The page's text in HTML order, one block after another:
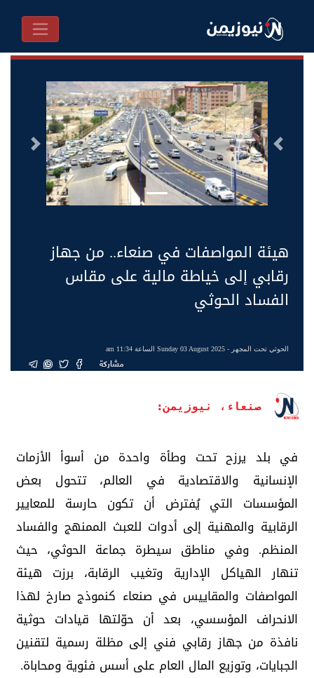
السابق التالى
هيئة المواصفات في صنعاء.. من جهاز
رقابي إلى خياطة مالية على مقاس
الفساد الحوثي
الحوثي تحت المجهر - Sunday 03 August 2025 الساعة 11:34 am
مشاركة
صنعاء، نيوزيمن:
في بلد يرزح تحت وطأة واحدة من أسوأ الأزمات
الإنسانية والاقتصادية في العالم، تتحول بعض
المؤسسات التي يُفترض أن تكون حارسة للمعايير
الرقابية والمهنية إلى أدوات للعبث الممنهج والفساد
المنظم. وفي مناطق سيطرة جماعة الحوثي، حيث
تنهار الهياكل الإدارية وتغيب الرقابة، برزت هيئة
المواصفات والمقاييس في صنعاء كنموذج صارخ لهذا
الانحراف المؤسسي، بعد أن حوّلتها قيادات حوثية
نافذة من جهاز رقابي فني إلى مظلة رسمية لتقنين
الجبايات، وتوزيع المال العام على أسس فئوية ومحاباة.